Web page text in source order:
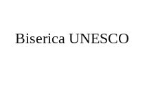
Biserica UNESCO